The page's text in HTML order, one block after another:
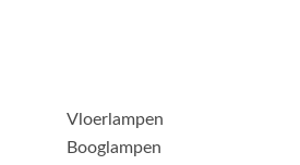
Vloerlampen
Booglampen